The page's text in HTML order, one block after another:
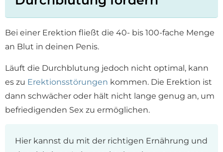
Bei einer Erektion fließt die 40- bis 100-fache Menge
an Blut in deinen Penis.
Läuft die Durchblutung jedoch nicht optimal, kann
es zu Erektionsstörungen kommen. Die Erektion ist
dann schwächer oder hält nicht lange genug an, um
befriedigenden Sex zu ermöglichen.
Hier kannst du mit der richtigen Ernährung und